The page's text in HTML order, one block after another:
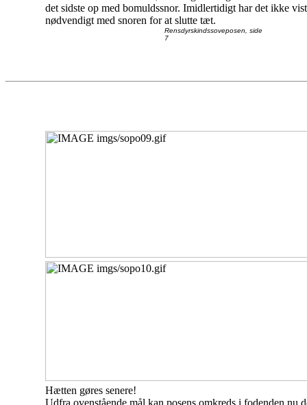
det sidste op med bomuldssnor. Imidlertidigt har det ikke
nødvendigt med snoren for at slutte tæt.
Rensdyrskindssoveposen, side
7
Hætten gøres senere!
Udfra ovenstående mål kan posens omkreds i fodenden nu